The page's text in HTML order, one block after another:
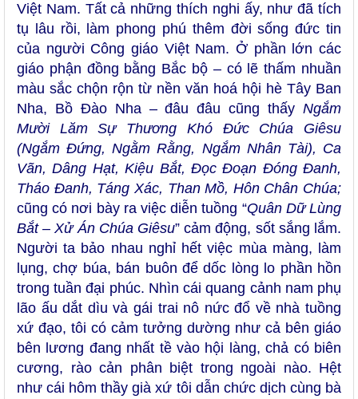
Việt Nam. Tất cả những thích nghi ấy, như đã tích
tụ lâu rồi, làm phong phú thêm đời sống đức tin
của người Công giáo Việt Nam. Ở phần lớn các
giáo phận đồng bằng Bắc bộ – có lẽ thấm nhuần
màu sắc chộn rộn từ nền văn hoá hội hè Tây Ban
Nha, Bồ Đào Nha – đâu đâu cũng thấy Ngắm
Mười Lăm Sự Thương Khó Đức Chúa Giêsu
(Ngắm Đứng, Ngằm Rằng, Ngắm Nhân Tài), Ca
Vãn, Dâng Hạt, Kiệu Bắt, Đọc Đoạn Đóng Đanh,
Tháo Đanh, Táng Xác, Than Mồ, Hôn Chân Chúa;
cũng có nơi bày ra việc diễn tuồng “Quân Dữ Lùng
Bắt – Xử Án Chúa Giêsu” cảm động, sốt sắng lắm.
Người ta bảo nhau nghỉ hết việc mùa màng, làm
lụng, chợ búa, bán buôn để dốc lòng lo phần hồn
trong tuần đại phúc. Nhìn cái quang cảnh nam phụ
lão ấu dắt dìu và gái trai nô nức đổ về nhà tuồng
xứ đạo, tôi có cảm tưởng dường như cả bên giáo
bên lương đang nhất tề vào hội làng, chả có biên
cương, rào cản phân biệt trong ngoài nào. Hệt
như cái hôm thầy già xứ tôi dẫn chức dịch cùng bà